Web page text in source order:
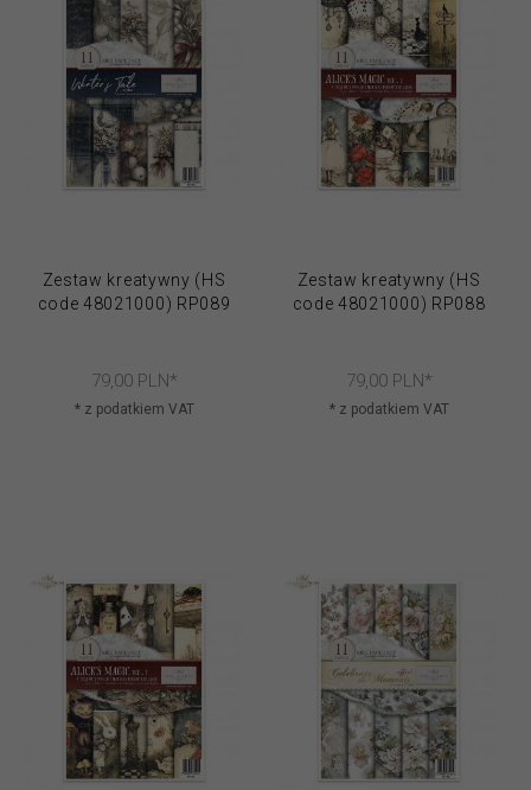
Zestaw kreatywny (HS
code 48021000) RP089
79, 00 PLN*
* z podatkiem VAT
Zestaw kreatywny (HS
code 48021000) RP088
79, 00 PLN*
* z podatkiem VAT